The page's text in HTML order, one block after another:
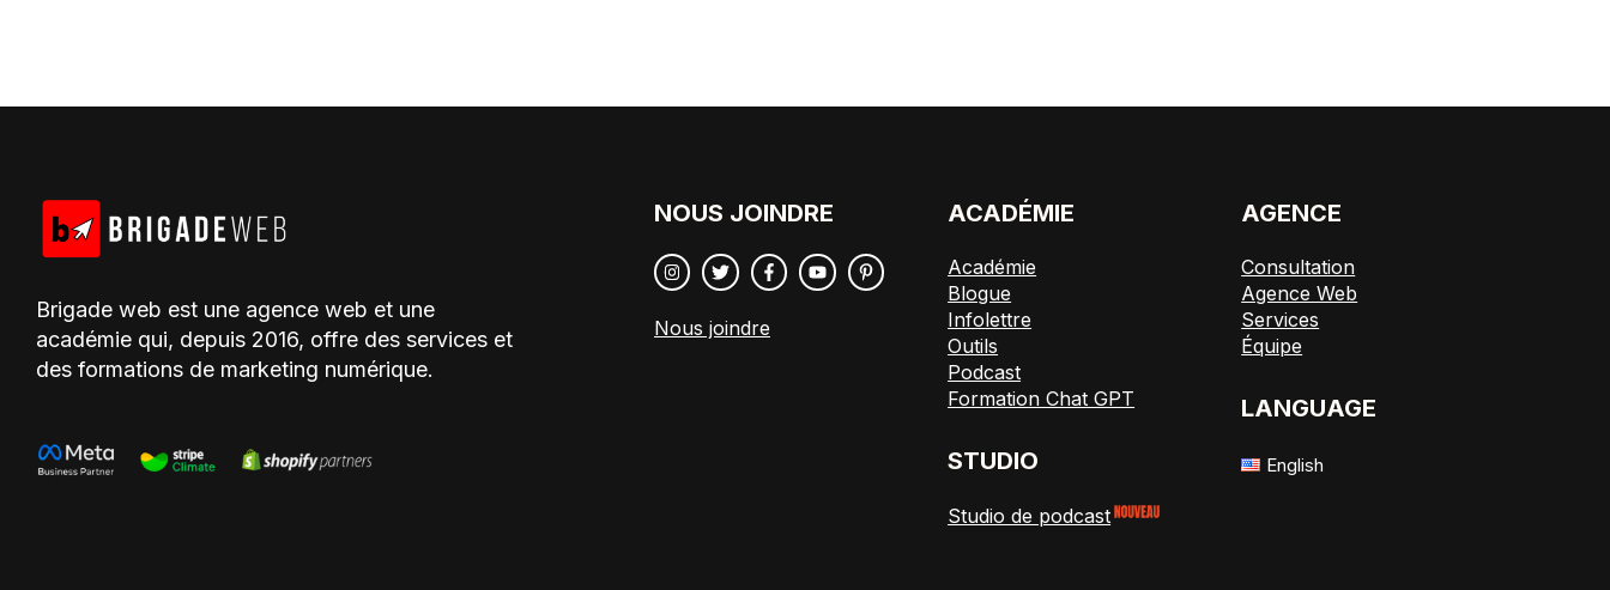
Brigade web est une agence web et une
académie qui, depuis 2016, offre des services et
des formations de marketing numérique.
NOUS JOINDRE
Nous joindre
ACADÉMIE
Académie
Blogue
Infolettre
Outils
Podcast
Formation Chat GPT
STUDIO
Studio de podcast
AGENCE
Consultation
Agence Web
Services
Équipe
LANGUAGE
English